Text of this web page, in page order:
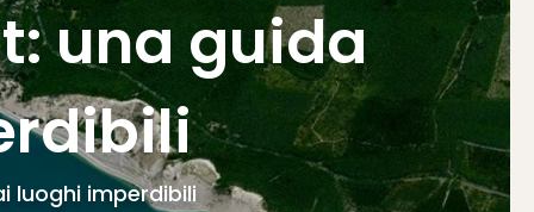
una guida
luoghi imperdibili